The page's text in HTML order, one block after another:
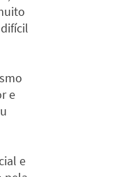
e
e